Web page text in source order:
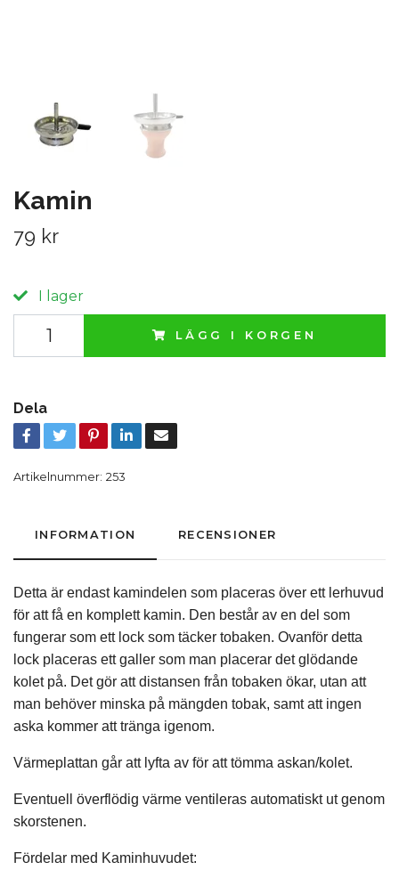
Kamin
79 kr
I lager
LÄGG I KORGEN
Dela
Artikelnummer: 253
INFORMATION RECENSIONER
Detta är endast kamindelen som placeras över ett lerhuvud
för att få en komplett kamin. Den består av en del som
fungerar som ett lock som täcker tobaken. Ovanför detta
lock placeras ett galler som man placerar det glödande
kolet på. Det gör att distansen från tobaken ökar, utan att
man behöver minska på mängden tobak, samt att ingen
aska kommer att tränga igenom.
Värmeplattan går att lyfta av för att tömma askan/kolet.
Eventuell överflödig värme ventileras automatiskt ut genom
skorstenen.
Fördelar med Kaminhuvudet: